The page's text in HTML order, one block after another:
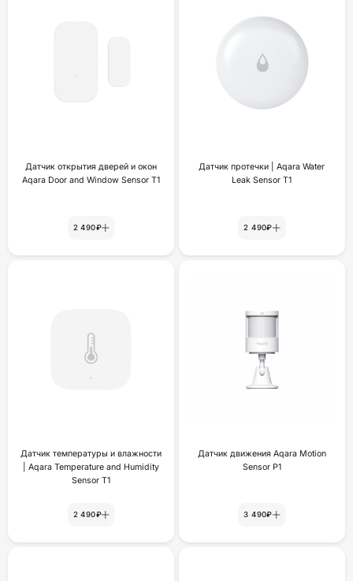
Датчик открытия дверей и окон
Aqara Door and Window Sensor T1
2 490₽
Датчик протечки | Aqara Water
Leak Sensor T1
2 490₽
Датчик температуры и влажности
| Aqara Temperature and Humidity
Sensor T1
2 490₽
Датчик движения Aqara Motion
Sensor P1
3 490₽